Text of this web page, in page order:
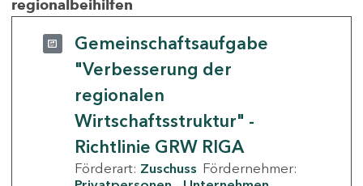
regionalbeihilfen
Gemeinschaftsaufgabe
"Verbesserung der
regionalen
Wirtschaftsstruktur" -
Richtlinie GRW RIGA
Förderart: Zuschuss Fördernehmer: